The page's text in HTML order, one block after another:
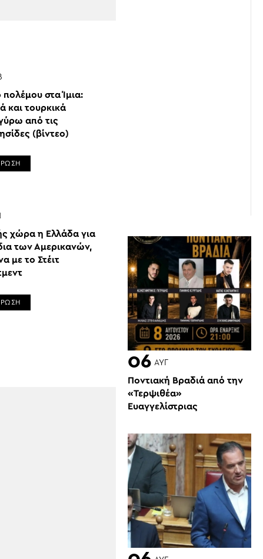
πολέμου στα Ίμια:
και τουρκικά
από τις
(βίντεο)
χώρα η Ελλάδα για
των Αμερικανών,
με το Στέιτ
06 ΑΥΓ
Ποντιακή Βραδιά από την
«Τερψιθέα»
Ευαγγελίστριας